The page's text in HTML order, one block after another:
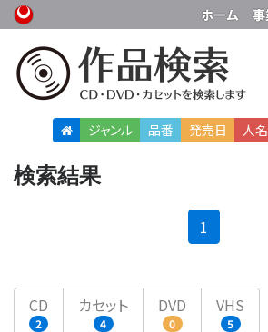
ジャンル 品番 発売日 人名
検索結果
1
CD
2
カセット
4
DVD
0
VHS
5